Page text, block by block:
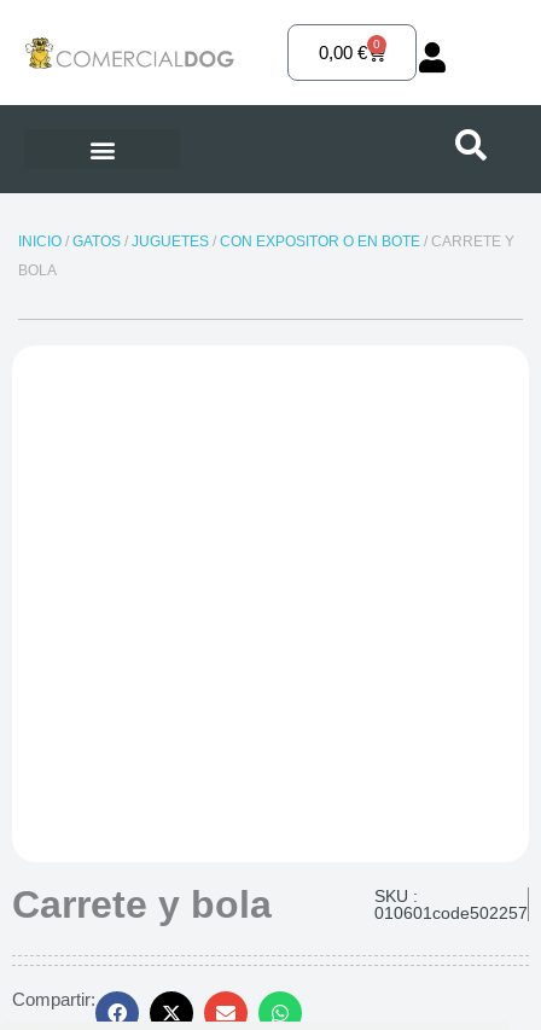
contenido
0,00€ 0
Carrito
INICIO/ GATOS/ JUGUETES/ CON EXPOSITOR O EN BOTE/ CARRETE Y
BOLA
Carrete y bola
SKU :
010601code502257
Compartir: